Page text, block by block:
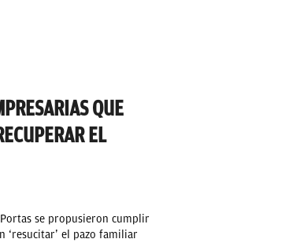
QUE
EL
se propusieron cumplir
‘resucitar’ el pazo familiar